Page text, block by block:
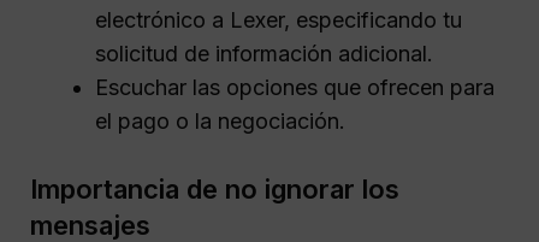
electrónico a Lexer, especificando tu
solicitud de información adicional.
Escuchar las opciones que ofrecen para
el pago o la negociación.
Importancia de no ignorar los
mensajes